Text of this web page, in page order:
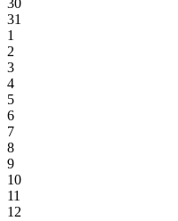
30
31
1
2
3
4
5
6
7
8
9
10
11
12